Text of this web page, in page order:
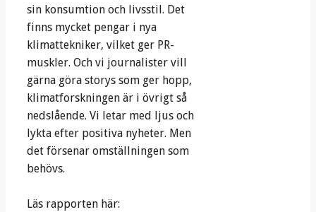
sin konsumtion och livsstil. Det
finns mycket pengar i nya
klimattekniker, vilket ger PR-
muskler. Och vi journalister vill
gärna göra storys som ger hopp,
klimatforskningen är i övrigt så
nedslående. Vi letar med ljus och
lykta efter positiva nyheter. Men
det försenar omställningen som
behövs.
Läs rapporten här: